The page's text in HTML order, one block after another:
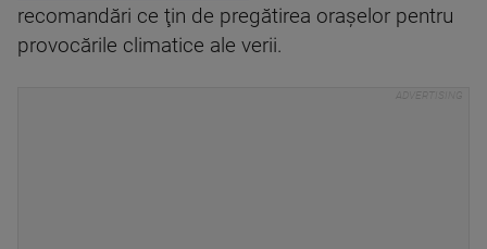
recomandări ce ţin de pregătirea oraşelor pentru
provocările climatice ale verii.